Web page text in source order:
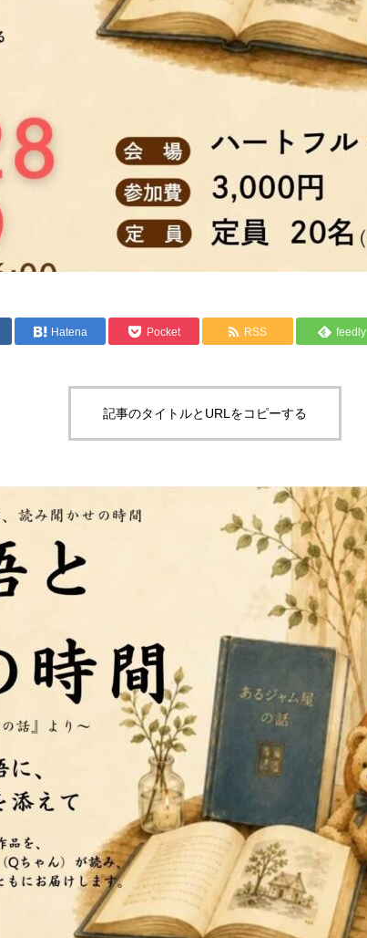
Hatena Pocket RSS feedly
記事のタイトルとURLをコピーする